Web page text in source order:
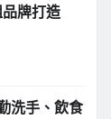
牌打造
洗手、飲食